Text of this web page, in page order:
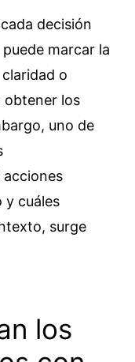
decisión
marcar la
o
obtener los
uno de
acciones
y cuáles
surge
los